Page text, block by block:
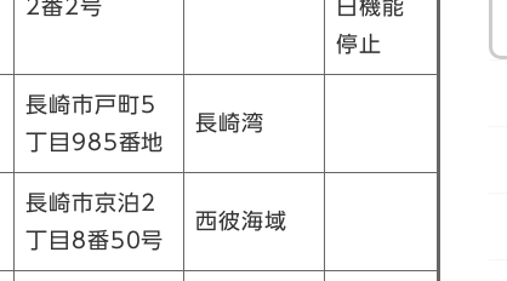
2番2号
日機能
停止
長崎市戸町5
丁目985番地
長崎湾
長崎市京泊2
丁目8番50号
西彼海域